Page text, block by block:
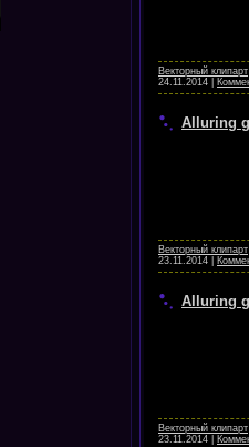
Векторный клипарт
24.11.2014
Alluring
Векторный клипарт
23.11.2014
Alluring
Векторный клипарт
23.11.2014